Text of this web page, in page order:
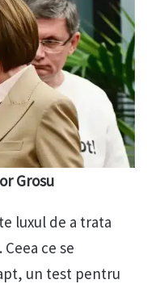
Grosu
luxul de a trata
ce se
un test pentru